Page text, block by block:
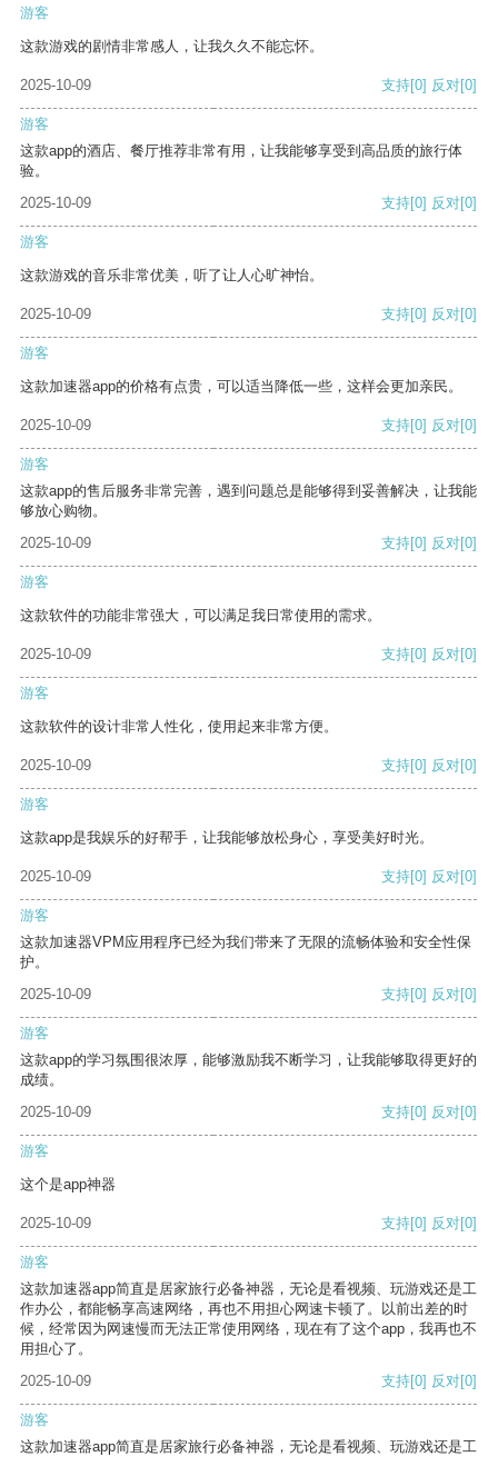
游客
这款游戏的剧情非常感人，让我久久不能忘怀。
2025-10-09 支持[0] 反对[0]
游客
这款app的酒店、餐厅推荐非常有用，让我能够享受到高品质的旅行体
验。
2025-10-09
支持[0] 反对[0]
游客
这款游戏的音乐非常优美，听了让人心旷神怡。
2025-10-09 支持[0] 反对[0]
游客
这款加速器app的价格有点贵，可以适当降低一些，这样会更加亲民。
2025-10-09 支持[0] 反对[0]
游客
这款app的售后服务非常完善，遇到问题总是能够得到妥善解决，让我能
够放心购物。
2025-10-09
支持[0] 反对[0]
游客
这款软件的功能非常强大，可以满足我日常使用的需求。
2025-10-09 支持[0] 反对[0]
游客
这款软件的设计非常人性化，使用起来非常方便。
2025-10-09 支持[0] 反对[0]
游客
这款app是我娱乐的好帮手，让我能够放松身心，享受美好时光。
2025-10-09 支持[0] 反对[0]
游客
这款加速器VPM应用程序已经为我们带来了无限的流畅体验和安全性保
护。
2025-10-09
支持[0] 反对[0]
游客
这款app的学习氛围很浓厚，能够激励我不断学习，让我能够取得更好的
成绩。
2025-10-09
支持[0] 反对[0]
游客
这个是app神器
2025-10-09 支持[0] 反对[0]
游客
这款加速器app简直是居家旅行必备神器，无论是看视频、玩游戏还是工
作办公，都能畅享高速网络，再也不用担心网速卡顿了。以前出差的时
候，经常因为网速慢而无法正常使用网络，现在有了这个app，我再也不
用担心了。
2025-10-09
支持[0] 反对[0]
游客
这款加速器app简直是居家旅行必备神器，无论是看视频、玩游戏还是工